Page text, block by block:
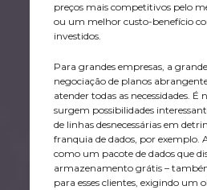
preços mais competitivos pelo
ou um melhor custo-benefício
investidos.
Para grandes empresas, a
negociação de planos
atender todas as necessidades. É
surgem possibilidades
de linhas desnecessárias em
franquia de dados, por exemplo.
como um pacote de dados que
armazenamento grátis –
para esses clientes, exigindo um